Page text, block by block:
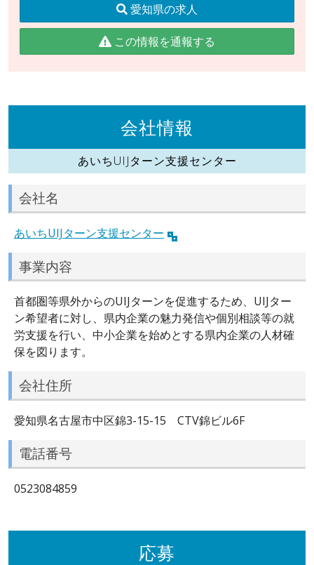
愛知県の求人
この情報を通報する
会社情報
あいちUIJターン支援センター
会社名
あいちUIJターン支援センター
事業内容
首都圏等県外からのUIJターンを促進するため、UIJター
ン希望者に対し、県内企業の魅力発信や個別相談等の就
労支援を行い、中小企業を始めとする県内企業の人材確
保を図ります。
会社住所
愛知県名古屋市中区錦3-15-15 CTV錦ビル6F
電話番号
0523084859
応募